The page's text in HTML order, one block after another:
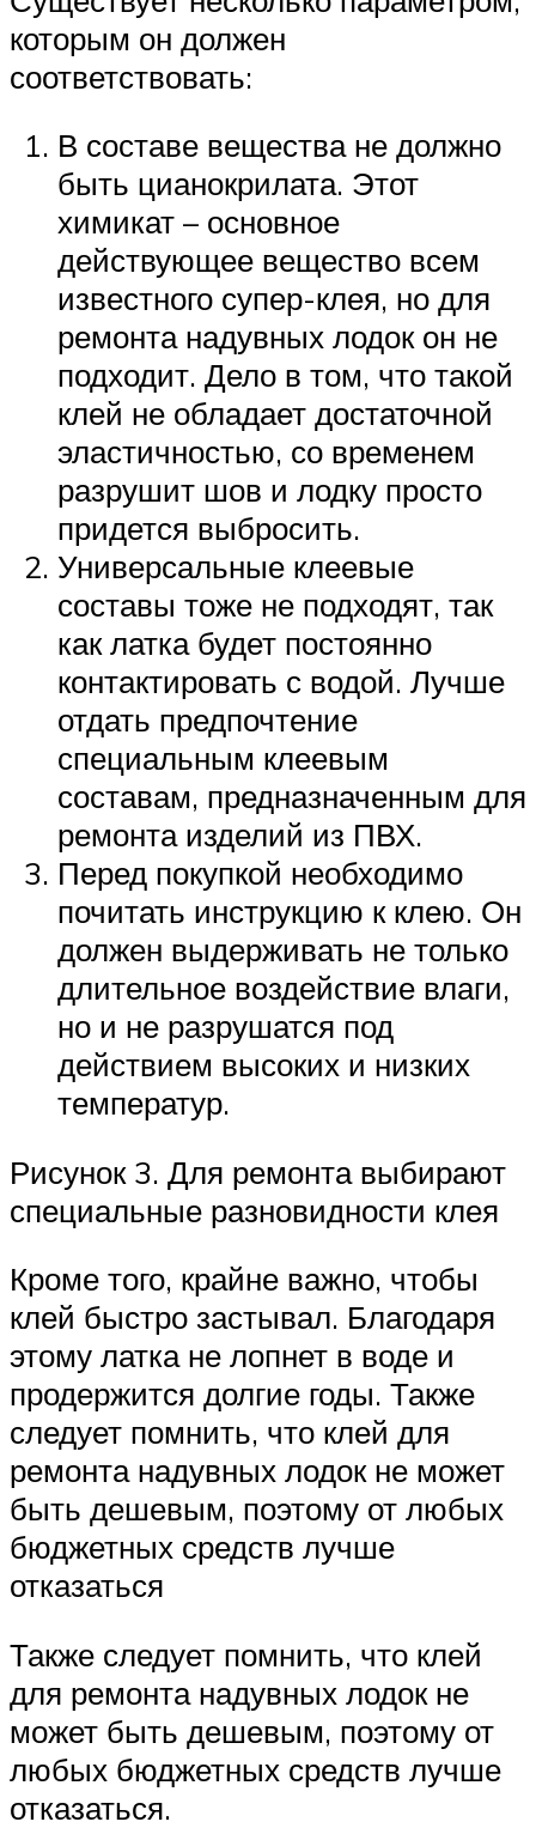
которым он должен
соответствовать:
В составе вещества не должно
быть цианокрилата. Этот
химикат – основное
действующее вещество всем
известного супер-клея, но для
ремонта надувных лодок он не
подходит. Дело в том, что такой
клей не обладает достаточной
эластичностью, со временем
разрушит шов и лодку просто
придется выбросить.
Универсальные клеевые
составы тоже не подходят, так
как латка будет постоянно
контактировать с водой. Лучше
отдать предпочтение
специальным клеевым
составам, предназначенным для
ремонта изделий из ПВХ.
Перед покупкой необходимо
почитать инструкцию к клею. Он
должен выдерживать не только
длительное воздействие влаги,
но и не разрушатся под
действием высоких и низких
температур.
Рисунок 3. Для ремонта выбирают
специальные разновидности клея
Кроме того, крайне важно, чтобы
клей быстро застывал. Благодаря
этому латка не лопнет в воде и
продержится долгие годы. Также
следует помнить, что клей для
ремонта надувных лодок не может
быть дешевым, поэтому от любых
бюджетных средств лучше
отказаться
Также следует помнить, что клей
для ремонта надувных лодок не
может быть дешевым, поэтому от
любых бюджетных средств лучше
отказаться.